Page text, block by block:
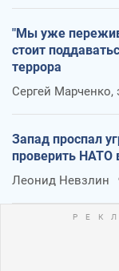
"Мы уже
стоит
террора
Сергей Марченко,
Запад проспал
проверить НАТО
Леонид Невзлин